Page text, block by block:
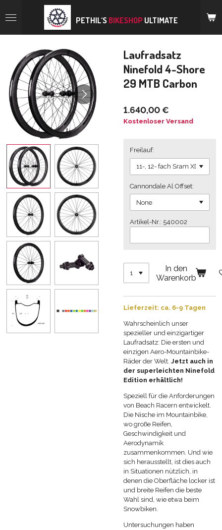
Hauptinhalt
PETHIL´S BIKESHOP ULTIMATE
Laufradsatz
Ninefold 4-Shore
29 MTB Carbon
1.640,00 €
Kostenloser Versand
Freilauf:
Cannondale Al Offset:
Artikel-Nr.: 540002
In den
Warenkorb
Lieferzeit: ca. 6-9 Tagen
Wahrscheinlich unser
spezieller und einzigartiger
Laufradsatz: Die ersten und
einzigen Aero-Mountainbike-
Räder der Welt. Jetzt auch in
der superleichten Ninefold
Edition erhältlich!
Speziell für die Anforderungen
von Beach Racern entwickelt.
Die Nische im Mountainbike,
wo große Reifen,
Geschwindigkeit und
Aerodynamik
zusammenkommen. Und wie
sich herausstellt, ist dies auch
in Situationen nützlich, in
denen die Oberfläche locker ist
und breite Reifen die beste
Wahl sind, wie etwa beim
Snowbiken.
Untersuchungen haben